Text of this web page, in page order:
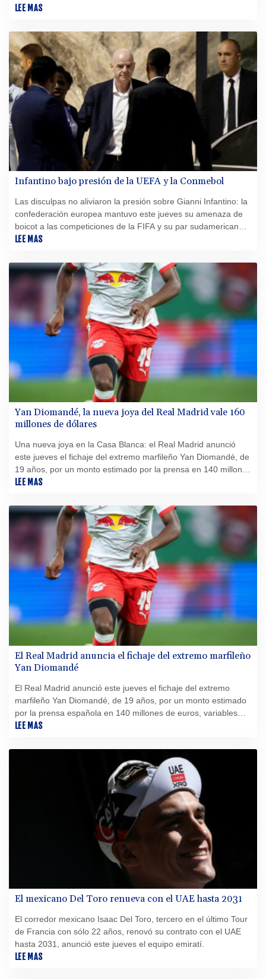
LEE MAS
Infantino bajo presión de la UEFA y la Conmebol
Las disculpas no aliviaron la presión sobre Gianni Infantino: la
confederación europea mantuvo este jueves su amenaza de
boicot a las competiciones de la FIFA y su par sudamericana,
cercana al patrón del fútbol, cuestionó "las reiteradas acciones
LEE MAS
Yan Diomandé, la nueva joya del Real Madrid vale 160
millones de dólares
Una nueva joya en la Casa Blanca: el Real Madrid anunció
este jueves el fichaje del extremo marfileño Yan Diomandé, de
19 años, por un monto estimado por la prensa en 140 millones
de euros (160 millones de dólares), lo que lo convertiría en el
LEE MAS
El Real Madrid anuncia el fichaje del extremo marfileño
Yan Diomandé
El Real Madrid anunció este jueves el fichaje del extremo
marfileño Yan Diomandé, de 19 años, por un monto estimado
por la prensa española en 140 millones de euros, variables
incluidas, lo que lo convertiría en el fichaje más caro de la
LEE MAS
El mexicano Del Toro renueva con el UAE hasta 2031
El corredor mexicano Isaac Del Toro, tercero en el último Tour
de Francia con sólo 22 años, renovó su contrato con el UAE
hasta 2031, anunció este jueves el equipo emiratí.
LEE MAS